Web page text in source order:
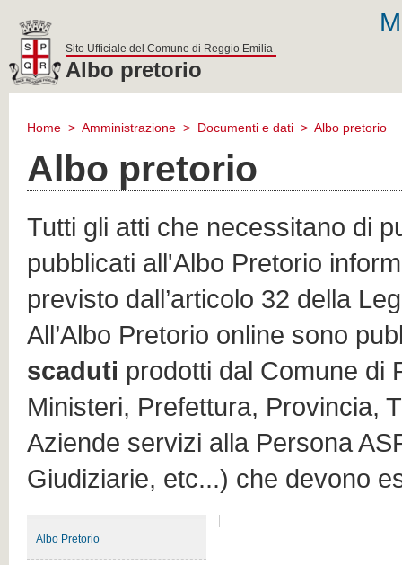
reggio
Sito Ufficiale del Comune di Reggio Emilia
Albo pretorio
Home > Amministrazione > Documenti e dati > Albo pretorio
Albo pretorio
Tutti gli atti che necessitano di
pubblicati all'Albo Pretorio
previsto dall’articolo 32 della
All’Albo Pretorio online sono
scaduti prodotti dal Comune di
Ministeri, Prefettura, Provincia,
Aziende servizi alla Persona
Giudiziarie, etc...) che devono
Albo Pretorio